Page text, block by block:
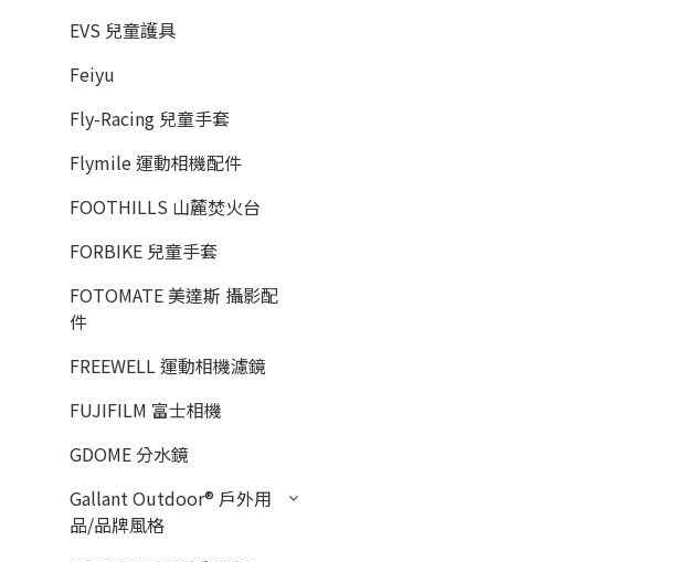
EVS 兒童護具
Feiyu
Fly-Racing 兒童手套
Flymile 運動相機配件
FOOTHILLS 山麓焚火台
FORBIKE 兒童手套
FOTOMATE 美達斯 攝影配
件
FREEWELL 運動相機濾鏡
FUJIFILM 富士相機
GDOME 分水鏡
Gallant Outdoor®️ 戶外用
品/品牌風格